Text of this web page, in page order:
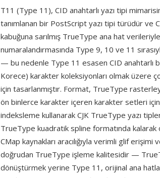
T11 (Type 11), CID anahtarlı yazı tipi
tanımlanan bir PostScript yazı tipi türüdür
kabuğuna sarılmış TrueType ana hat
numaralandırmasında Type 9, 10 ve 11
— bu nedenle Type 11 esasen CID anahtarlı
Korece) karakter koleksiyonları olmak üzere
için tasarlanmıştır. Format, TrueType
ön binlerce karakter içeren karakter setleri
indeksleme kullanarak CJK TrueType yazı
TrueType kuadratik spline formatında kalarak
CMap kaynakları aracılığıyla verimli glif
doğrudan TrueType işleme kalitesidir —
dönüştürmek yerine Type 11, orijinal ana